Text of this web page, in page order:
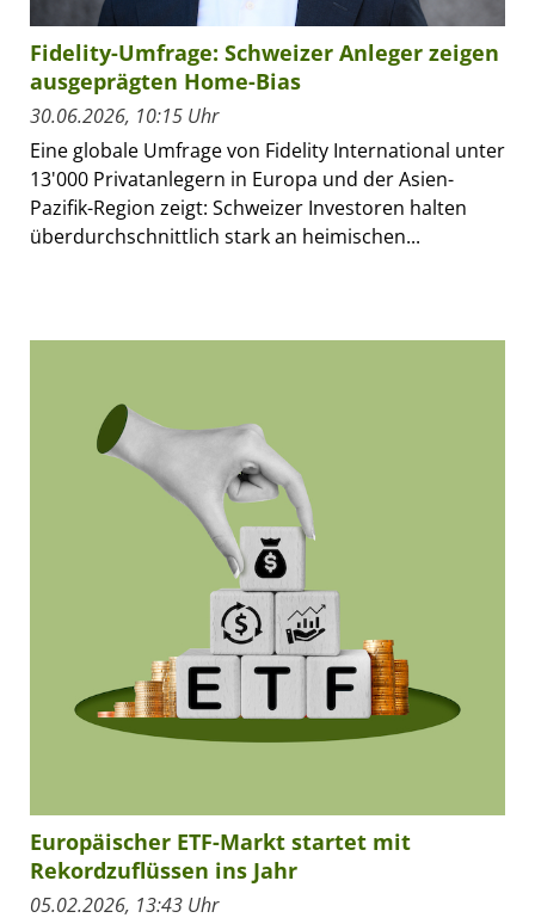
Fidelity-Umfrage: Schweizer Anleger zeigen
ausgeprägten Home-Bias
30.06.2026, 10:15 Uhr
Eine globale Umfrage von Fidelity International unter
13'000 Privatanlegern in Europa und der Asien-
Pazifik-Region zeigt: Schweizer Investoren halten
überdurchschnittlich stark an heimischen...
Europäischer ETF-Markt startet mit
Rekordzuflüssen ins Jahr
05.02.2026, 13:43 Uhr